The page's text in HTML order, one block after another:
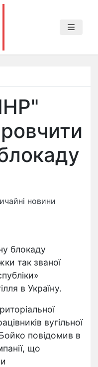
новини
блокаду
так званої
в Україну.
вугільної
повідомив в
що